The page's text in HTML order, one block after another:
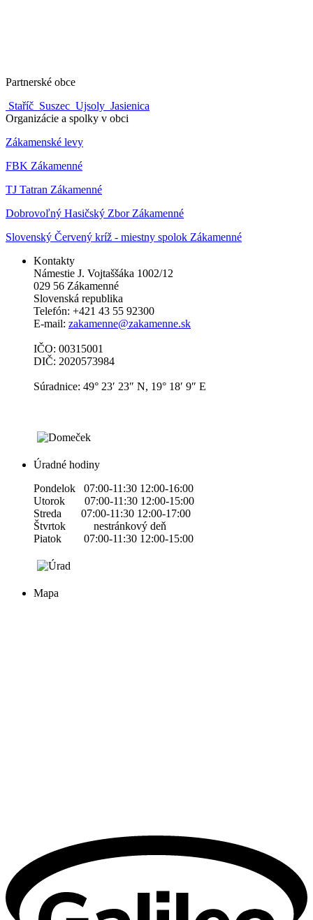
Partnerské obce
Staříč Suszec Ujsoly Jasienica
Organizácie a spolky v obci
Zákamenské levy
FBK Zákamenné
TJ Tatran Zákamenné
Dobrovoľný Hasičský Zbor Zákamenné
Slovenský Červený kríž - miestny spolok Zákamenné
Kontakty
Námestie J. Vojtaššáka 1002/12
029 56 Zákamenné
Slovenská republika
Telefón: +421 43 55 92300
E-mail: zakamenne@zakamenne.sk
IČO: 00315001
DIČ: 2020573984
Súradnice: 49° 23′ 23″ N, 19° 18′ 9″ E
Úradné hodiny
Pondelok 07:00-11:30 12:00-16:00
Utorok 07:00-11:30 12:00-15:00
Streda 07:00-11:30 12:00-17:00
Štvrtok nestránkový deň
Piatok 07:00-11:30 12:00-15:00
Mapa